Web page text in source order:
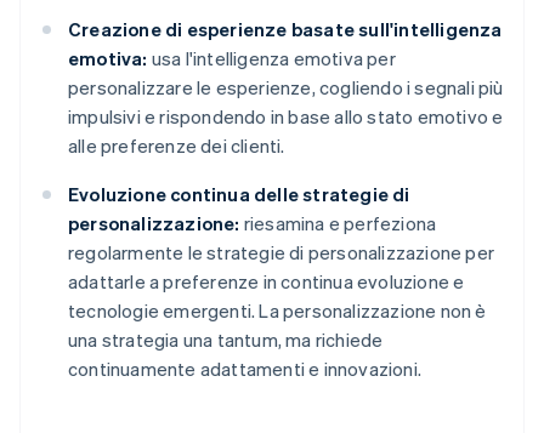
Creazione di esperienze basate sull'intelligenza
emotiva: usa l'intelligenza emotiva per
personalizzare le esperienze, cogliendo i segnali più
impulsivi e rispondendo in base allo stato emotivo e
alle preferenze dei clienti.
Evoluzione continua delle strategie di
personalizzazione: riesamina e perfeziona
regolarmente le strategie di personalizzazione per
adattarle a preferenze in continua evoluzione e
tecnologie emergenti. La personalizzazione non è
una strategia una tantum, ma richiede
continuamente adattamenti e innovazioni.